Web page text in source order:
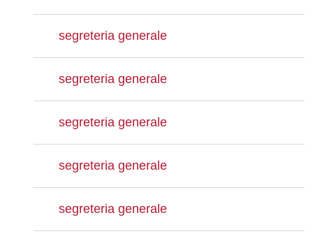
segreteria generale
segreteria generale
segreteria generale
segreteria generale
segreteria generale